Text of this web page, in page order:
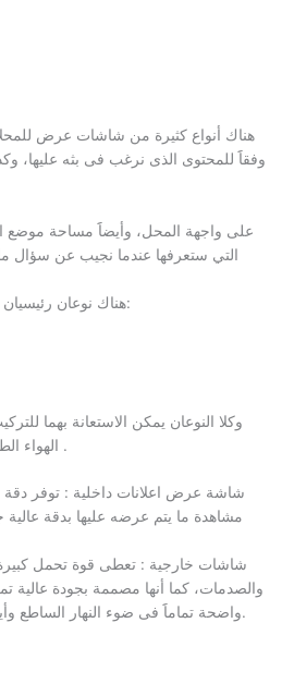
هناك أنواع كثيرة من شاشات عرض
وفقاََ للمحتوى الذى نرغب فى بثه عليها،
على واجهة المحل، وأيضاََ مساحة موضع
التي ستعرفها عندما نجيب عن سؤال
هناك نوعان رئيسيان من شاشات عرض للمحلات:
وكلا النوعان يمكن الاستعانة بهما
الهواء الطلق، وأيضا للتركيب الداخلي .
شاشة عرض اعلانات داخلية : توفر دقة
مشاهدة ما يتم عرضه عليها بدقة
شاشات خارجية : تعطى قوة تحمل
والصدمات، كما أنها مصممة بجودة عالية
واضحة تماماََ فى ضوء النهار الساطع وأيضاََ من مسافة بعيدة.